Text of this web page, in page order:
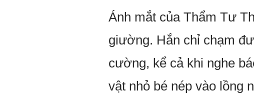
Ánh mắt của Thẩm Tư
giường. Hắn chỉ chạm
cường, kể cả khi nghe
vật nhỏ bé nép vào lồng